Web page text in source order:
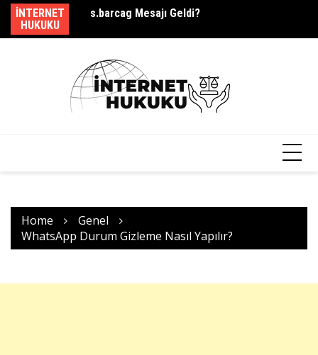
Skip
content
INTERNET
HUKUKU
Mi? s.barcag Mesajı Geldi?
Home
Genel
WhatsApp Durum Gizleme Nasıl Yapılır?